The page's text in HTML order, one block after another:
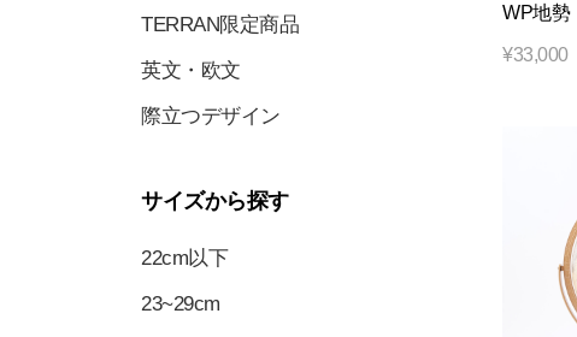
TERRAN限定商品
英文・欧文
際立つデザイン
サイズから探す
22cm以下
23~29cm
WP地
¥33,000